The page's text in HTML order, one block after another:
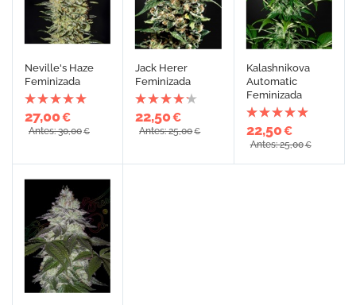
Neville's Haze
Feminizada
27,00€
Antes: 30,00€
Jack Herer
Feminizada
22,50€
Antes: 25,00€
Kalashnikova
Automatic
Feminizada
22,50€
Antes: 25,00€